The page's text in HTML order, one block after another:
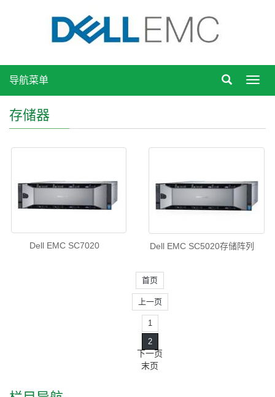
导航菜单
存储器
Dell EMC SC7020 Dell EMC SC5020存储阵列
首页
上一页
1
2
下一页
末页